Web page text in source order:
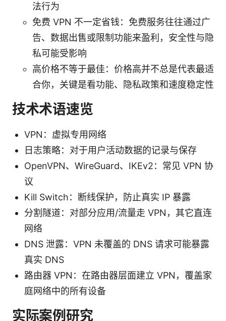
法行为
免费 VPN 不一定省钱：免费服务往往通过广
告、数据出售或限制功能来盈利，安全性与隐
私可能受影响
高价格不等于最佳：价格高并不总是代表最适
合你，关键是看功能、隐私政策和速度稳定性
技术术语速览
VPN：虚拟专用网络
日志策略：对于用户活动数据的记录与保存
OpenVPN、WireGuard、IKEv2：常见 VPN 协
议
Kill Switch：断线保护，防止真实 IP 暴露
分割隧道：对部分应用/流量走 VPN，其它直连
网络
DNS 泄露：VPN 未覆盖的 DNS 请求可能暴露
真实 DNS
路由器 VPN：在路由器层面建立 VPN，覆盖家
庭网络中的所有设备
实际案例研究